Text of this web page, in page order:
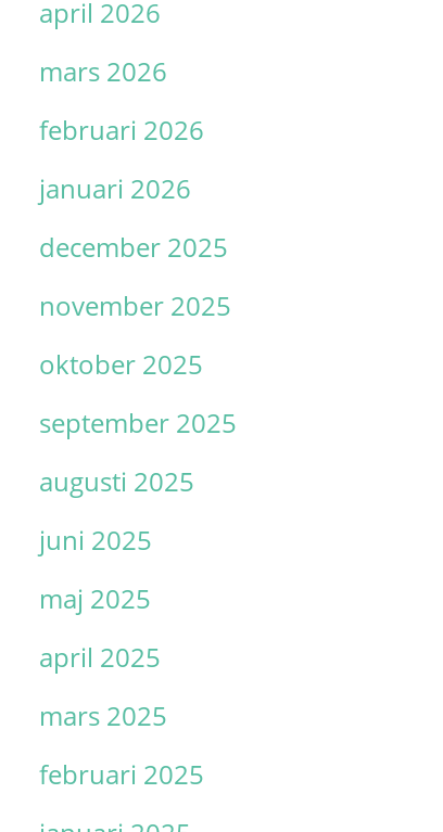
april 2026
mars 2026
februari 2026
januari 2026
december 2025
november 2025
oktober 2025
september 2025
augusti 2025
juni 2025
maj 2025
april 2025
mars 2025
februari 2025